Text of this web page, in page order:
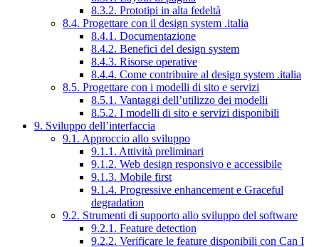
8.3.2. Prototipi in alta fedeltà
8.4. Progettare con il design system .italia
8.4.1. Documentazione
8.4.2. Benefici del design system
8.4.3. Risorse operative
8.4.4. Come contribuire al design system .italia
8.5. Progettare con i modelli di sito e servizi
8.5.1. Vantaggi dell’utilizzo dei modelli
8.5.2. I modelli di sito e servizi disponibili
9. Sviluppo dell’interfaccia
9.1. Approccio allo sviluppo
9.1.1. Attività preliminari
9.1.2. Web design responsivo e accessibile
9.1.3. Mobile first
9.1.4. Progressive enhancement e Graceful
degradation
9.2. Strumenti di supporto allo sviluppo del software
9.2.1. Feature detection
9.2.2. Verificare le feature disponibili con Can I